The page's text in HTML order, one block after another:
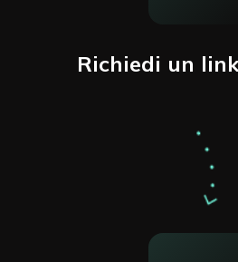
Richiedi un